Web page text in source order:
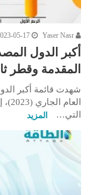
05-17
أكبر الدول
المقدمة وقطر ثانية (4
شهدت قائمة أكبر
التي…
المزيد